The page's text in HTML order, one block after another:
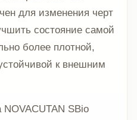
для изменения черт
состояние самой
более плотной,
к внешним
SBio